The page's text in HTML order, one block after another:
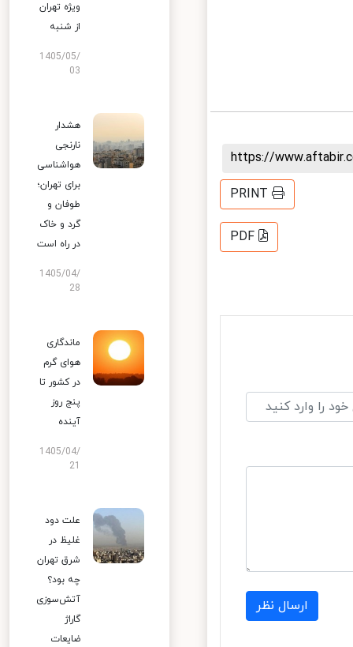
https://
PRINT
PDF
ارسال نظر
ویژه تهران
از شنبه
1405/05/
03
هشدار
نارنجی
هواشناسی
برای تهران؛
طوفان و
گرد و خاک
در راه است
1405/04/
28
ماندگاری
هوای گرم
در کشور تا
پنج روز
آینده
1405/04/
علت دود
غلیظ در
شرق تهران
چه بود؟
آتش‌سوزی
گاراژ
ضایعات